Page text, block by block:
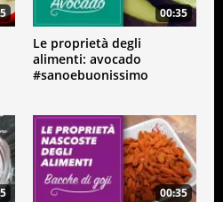
00:35
Le proprietà degli
alimenti: avocado
#sanoebuonissimo
00:35